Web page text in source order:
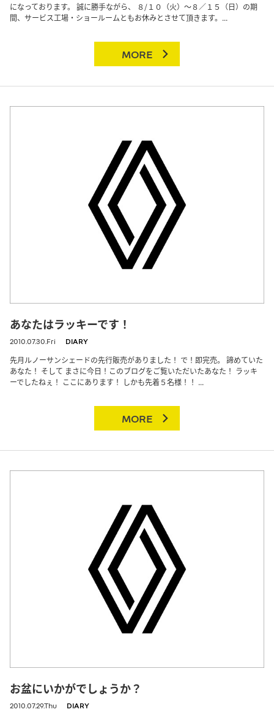
になっております。 誠に勝手ながら、 ８/１０（火）～８／１５（日）の期
間、サービス工場・ショールームともお休みとさせて頂きます。...
MORE
あなたはラッキーです！
2010.07.30.Fri DIARY
先月ルノーサンシェードの先行販売がありました！ で！即完売。 諦めていた
あなた！ そして まさに今日！このブログをご覧いただいたあなた！ ラッキ
ーでしたねぇ！ ここにあります！ しかも先着５名様！！ ...
MORE
お盆にいかがでしょうか？
2010.07.29.Thu DIARY